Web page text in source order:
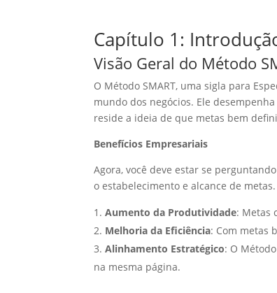
Capítulo 1:
Visão Geral do Método
O Método SMART, uma sigla para
mundo dos negócios. Ele
reside a ideia de que metas bem
Benefícios Empresariais
Agora, você deve estar se
o estabelecimento e alcance de
Aumento da Produtividade: Metas
Melhoria da Eficiência: Com metas
Alinhamento Estratégico: O
na mesma página.